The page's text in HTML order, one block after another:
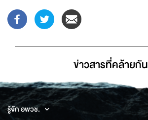
ข่าวสารที่่คล้ายกัน
รู้จัก อพวช.